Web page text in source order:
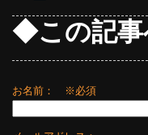
◆この記事
お名前： ※必須